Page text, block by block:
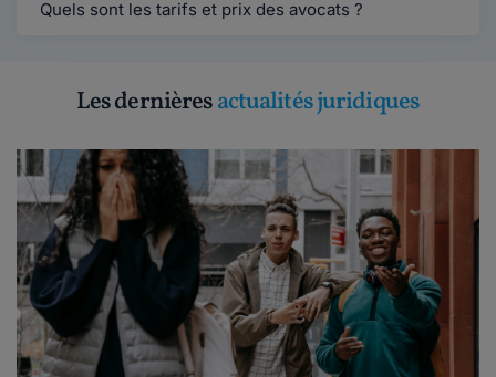
Quels sont les tarifs et prix des avocats ?
Les dernièresactualités juridiques